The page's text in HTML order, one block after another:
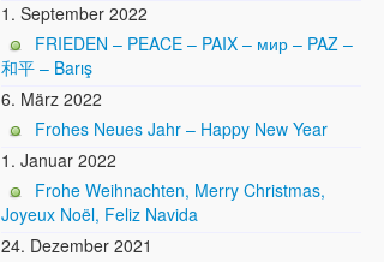
1. September 2022
FRIEDEN – PEACE – PAIX – мир – PAZ –
和平 – Barış
6. März 2022
Frohes Neues Jahr – Happy New Year
1. Januar 2022
Frohe Weihnachten, Merry Christmas,
Joyeux Noël, Feliz Navida
24. Dezember 2021